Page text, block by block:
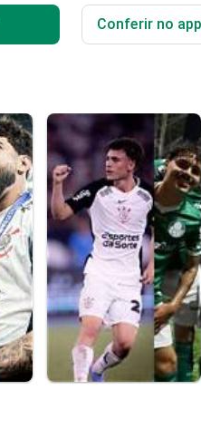
Conferir no